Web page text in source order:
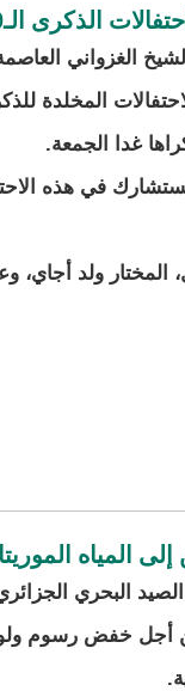
الـ70 لثورة التحرير
الغزواني
غدا الجمعة.
في هذه
ولد أجاي،
المياه
البحري
من أجل خفض رسوم